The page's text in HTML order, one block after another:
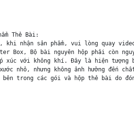
Thẻ Bài:
khi nhận sản phẩm, vui lòng quay
Box, Bộ bài nguyên hộp phải còn
với không khí. Đây là hiện tượng
nhỏ, nhưng không ảnh hưởng đến
bên trong các gói và hộp thẻ bài